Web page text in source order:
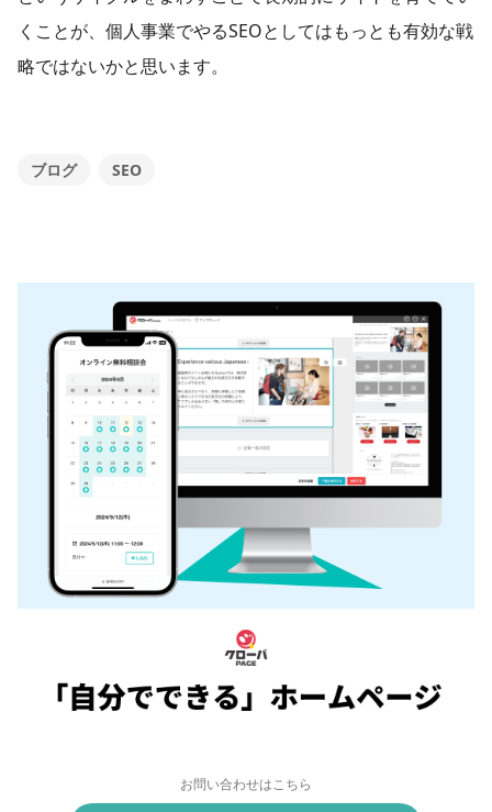
くことが、個人事業でやるSEOとしてはもっとも有効な戦
略ではないかと思います。
ブログ SEO
お問い合わせはこちら